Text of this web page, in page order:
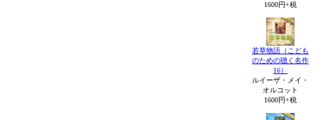
1600円+税
若草物語（こども
のための聴く名作
16）
ルイーザ・メイ・
オルコット
1600円+税